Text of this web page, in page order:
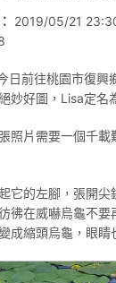
2019/05/21
日前往桃園市復興
妙好圖，Lisa定名
照片需要一個千
它的左腳，張開
彿在威嚇烏龜不
成縮頭烏龜，眼睛